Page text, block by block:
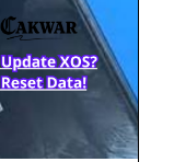
HP Huawei Cepat Panas? Ini Penyebab Utama dan Cara Mengatasinya